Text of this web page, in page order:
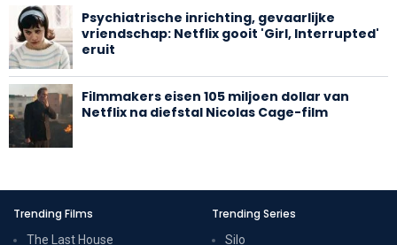
Psychiatrische inrichting, gevaarlijke
vriendschap: Netflix gooit 'Girl, Interrupted'
eruit
Filmmakers eisen 105 miljoen dollar van
Netflix na diefstal Nicolas Cage-film
Trending Films
The Last House
Trending Series
Silo